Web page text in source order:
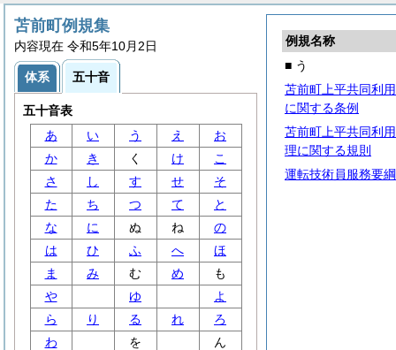
例規名称
■ う
苫前町上平共同利
に関する条例
苫前町上平共同利
理に関する規則
運転技術員服務要綱
苫前町例規集
内容現在 令和5年10月2日
体系 五十音
五十音表
あ
い う え
お
か
き く け
こ
さ
し す せ
そ
た
ち つ て
と
な
に ぬ ね
の
は
ひ ふ へ
ほ
ま
み む め
も
や
ゆ
よ
ら
り る れ
ろ
わ
を ん